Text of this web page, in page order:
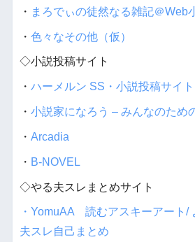
・ まろでぃの徒然なる雑記＠Web
・ 色々なその他（仮）
◇小説投稿サイト
・ ハーメルン SS・小説投稿サイト
・ 小説家になろう – みんなのため
・ Arcadia
・ B-NOVEL
◇やる夫スレまとめサイト
・YomuAA 読むアスキーアート/
夫スレ自己まとめ